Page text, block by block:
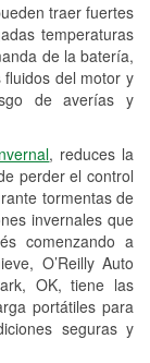
traer fuertes
temperaturas
de la batería,
del motor y
de averías y
, reduces la
perder el control
tormentas de
invernales que
comenzando a
O’Reilly Auto
OK, tiene las
portátiles para
seguras y
de